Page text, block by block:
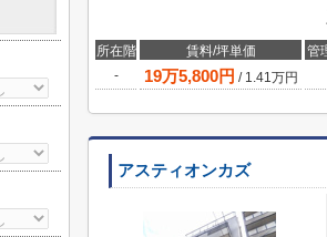
所在階 賃料/坪単価 管
-
19万5,800円 / 1.41万円
アスティオンカズ